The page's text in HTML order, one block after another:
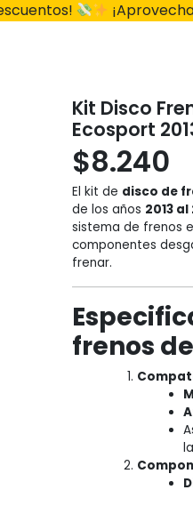
Kit Disco
Ecosport
$8.240
El kit de disco de
de los años 2013 al
sistema de frenos
componentes
frenar.
frenos